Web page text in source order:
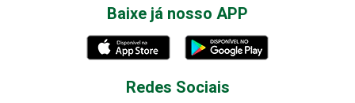
Baixe já nosso APP
Redes Sociais